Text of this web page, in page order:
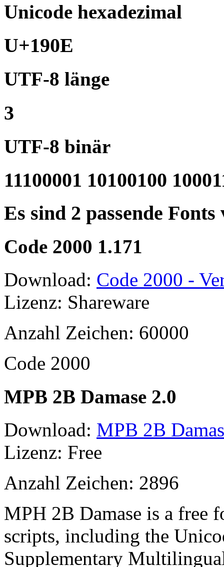
Unicode hexadezimal
U+190E
UTF-8 länge
3
UTF-8 binär
11100001 10100100
Es sind 2 passende
Code 2000 1.171
Download: Code 2000 -
Lizenz: Shareware
Anzahl Zeichen: 60000
Code 2000
MPB 2B Damase 2.0
Download: MPB 2B
Lizenz: Free
Anzahl Zeichen: 2896
MPH 2B Damase is a free
scripts, including the
Supplementary